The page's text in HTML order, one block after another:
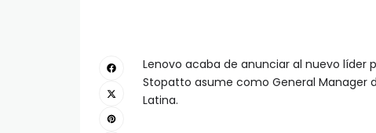
Lenovo acaba de anunciar al nuevo líder
Stopatto asume como General Manager
Latina.